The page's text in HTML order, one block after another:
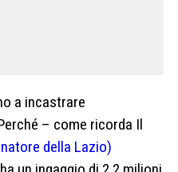
a incastrare
– come ricorda Il
della Lazio)